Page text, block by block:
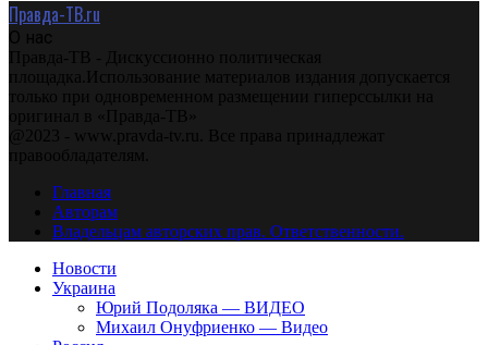
Правда-ТВ.ru
О нас
Правда-ТВ - Дискуссионно политическая
площадка.Использование материалов издания допускается
только при одновременном размещении гиперссылки на
оригинал в «Правда-ТВ»
@2023 - www.pravda-tv.ru. Все права принадлежат
правообладателям.
Главная
Авторам
Владельцам авторских прав. Ответственности.
Новости
Украина
Юрий Подоляка — ВИДЕО
Михаил Онуфриенко — Видео